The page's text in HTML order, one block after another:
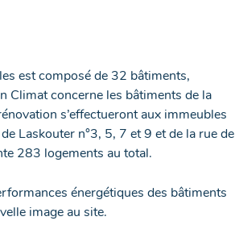
est composé de 32 bâtiments,
Climat concerne les bâtiments de la
s’effectueront aux immeubles
Laskouter n°3, 5, 7 et 9 et de la rue de
283 logements au total.
énergétiques des bâtiments
image au site.